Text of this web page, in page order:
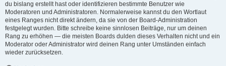
du bislang erstellt hast oder identifizieren bestimmte Benutzer wie
Moderatoren und Administratoren. Normalerweise kannst du den Wortlaut
eines Ranges nicht direkt ändern, da sie von der Board-Administration
festgelegt wurden. Bitte schreibe keine sinnlosen Beiträge, nur um deinen
Rang zu erhöhen — die meisten Boards dulden dieses Verhalten nicht und ein
Moderator oder Administrator wird deinen Rang unter Umständen einfach
wieder zurücksetzen.